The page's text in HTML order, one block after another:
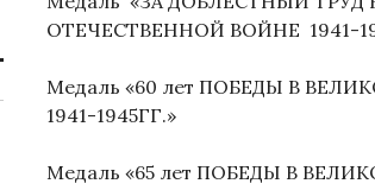
ОТЕЧЕСТВЕННОЙ ВОЙНЕ 1941-
Медаль «60 лет ПОБЕДЫ В
1941-1945ГГ.»
Медаль «65 лет ПОБЕДЫ В